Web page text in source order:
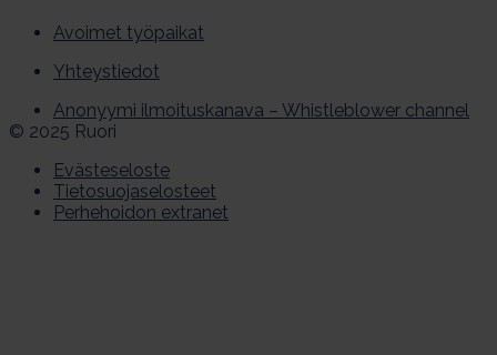
Avoimet työpaikat
Yhteystiedot
Anonyymi ilmoituskanava – Whistleblower channel
© 2025 Ruori
Evästeseloste
Tietosuojaselosteet
Perhehoidon extranet